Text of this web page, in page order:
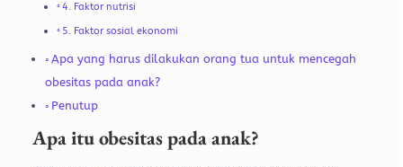
4. Faktor nutrisi
5. Faktor sosial ekonomi
Apa yang harus dilakukan orang tua untuk mencegah
obesitas pada anak?
Penutup
Apa itu obesitas pada anak?